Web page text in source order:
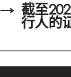
→ 截至
行人的